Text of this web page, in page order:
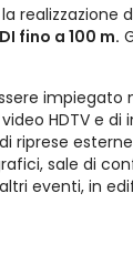
realizzazione
fino a 100 m.
impiegato
HDTV e
riprese
sale di
eventi, in